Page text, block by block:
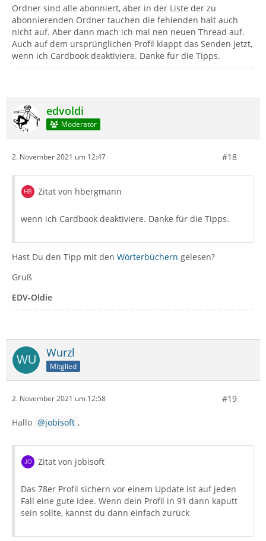
Ordner sind alle abonniert, aber in der Liste der zu
abonnierenden Ordner tauchen die fehlenden halt auch
nicht auf. Aber dann mach ich mal nen neuen Thread auf.
Auch auf dem ursprünglichen Profil klappt das Senden jetzt,
wenn ich Cardbook deaktiviere. Danke für die Tipps.
edvoldi
Moderator
2. November 2021 um 12:47 #18
Zitat von hbergmann
wenn ich Cardbook deaktiviere. Danke für die Tipps.
Hast Du den Tipp mit den Wörterbüchern gelesen?
Gruß
EDV-Oldie
Wurzl
Mitglied
2. November 2021 um 12:58 #19
Hallo jobisoft ,
Zitat von jobisoft
Das 78er Profil sichern vor einem Update ist auf jeden
Fall eine gute Idee. Wenn dein Profil in 91 dann kaputt
sein sollte, kannst du dann einfach zurück